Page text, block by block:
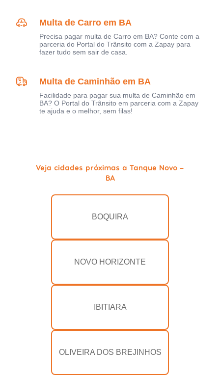
Multa de Carro em BA
Precisa pagar multa de Carro em BA? Conte com a
parceria do Portal do Trânsito com a Zapay para
fazer tudo sem sair de casa.
Multa de Caminhão em BA
Facilidade para pagar sua multa de Caminhão em
BA? O Portal do Trânsito em parceria com a Zapay
te ajuda e o melhor, sem filas!
Veja cidades próximas a Tanque Novo -
BA
BOQUIRA
NOVO HORIZONTE
IBITIARA
OLIVEIRA DOS BREJINHOS